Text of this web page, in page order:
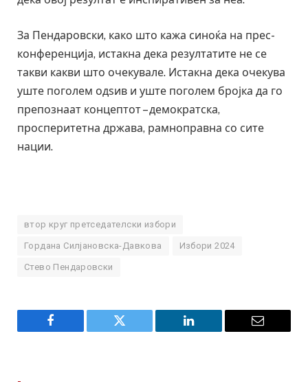
За Пендаровски, како што кажа синоќа на прес-
конференција, истакна дека резултатите не се
такви какви што очекувале. Истакна дека очекува
уште поголем одѕив и уште поголем бројка да го
препознаат концептот – демократска,
просперитетна држава, рамноправна со сите
нации.
втор круг претседателски избори
Гордана Силјановска-Давкова Избори 2024
Стево Пендаровски
Facebook Twitter LinkedIn Email